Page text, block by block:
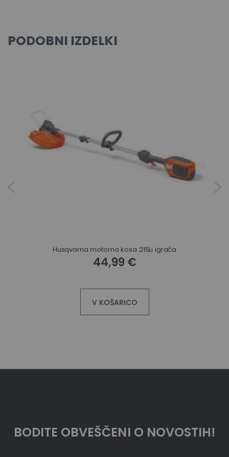
PODOBNI IZDELKI
Husqvarna motorna kosa 215Li igrača
44,99 €
V KOŠARICO
BODITE OBVEŠČENI O NOVOSTIH!